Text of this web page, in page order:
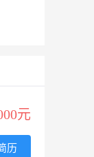
元
历